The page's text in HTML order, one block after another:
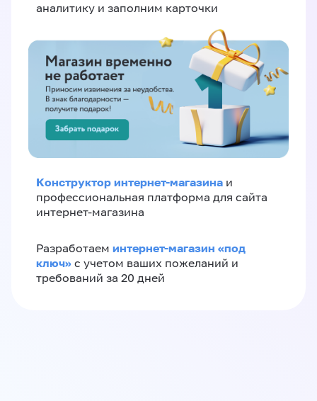
аналитику и заполним карточки
Конструктор интернет-магазина и
профессиональная платформа для сайта
интернет-магазина
Разработаем интернет-магазин «‎под
ключ»‎ с учетом ваших пожеланий и
требований за 20 дней